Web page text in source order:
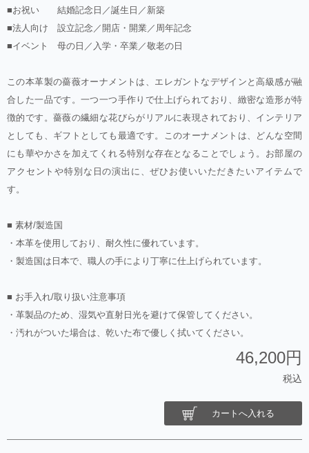
■お祝い 結婚記念日／誕生日／新築
■法人向け 設立記念／開店・開業／周年記念
■イベント 母の日／入学・卒業／敬老の日
この本革製の薔薇オーナメントは、エレガントなデザインと高級感が融
合した一品です。一つ一つ手作りで仕上げられており、緻密な造形が特
徴的です。薔薇の繊細な花びらがリアルに表現されており、インテリア
としても、ギフトとしても最適です。このオーナメントは、どんな空間
にも華やかさを加えてくれる特別な存在となることでしょう。お部屋の
アクセントや特別な日の演出に、ぜひお使いいただきたいアイテムで
す。
■ 素材/製造国
・本革を使用しており、耐久性に優れています。
・製造国は日本で、職人の手により丁寧に仕上げられています。
■ お手入れ/取り扱い注意事項
・革製品のため、湿気や直射日光を避けて保管してください。
・汚れがついた場合は、乾いた布で優しく拭いてください。
46,200円
税込
カートへ入れる